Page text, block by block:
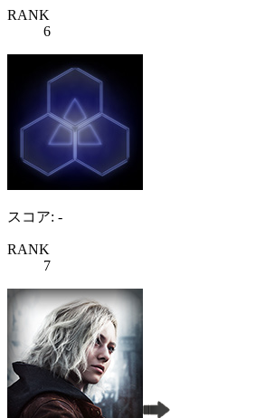
RANK
6
スコア: -
RANK
7